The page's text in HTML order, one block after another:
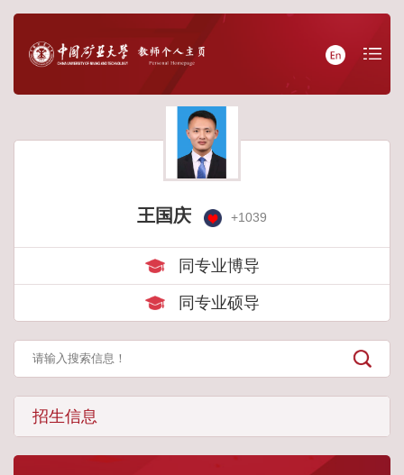
王国庆 +1039
同专业博导
同专业硕导
招生信息